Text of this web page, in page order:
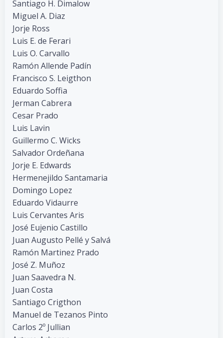
Santiago H. Dimalow
Miguel A. Diaz
Jorje Ross
Luis E. de Ferari
Luis O. Carvallo
Ramón Allende Padín
Francisco S. Leigthon
Eduardo Soffia
Jerman Cabrera
Cesar Prado
Luis Lavin
Guillermo C. Wicks
Salvador Ordeñana
Jorje E. Edwards
Hermenejildo Santamaria
Domingo Lopez
Eduardo Vidaurre
Luis Cervantes Aris
José Eujenio Castillo
Juan Augusto Pellé y Salvá
Ramón Martinez Prado
José Z. Muñoz
Juan Saavedra N.
Juan Costa
Santiago Crigthon
Manuel de Tezanos Pinto
Carlos 2º Jullian